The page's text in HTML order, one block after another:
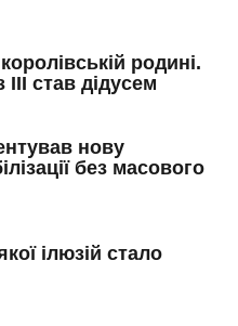
родині.
став дідусем
нову
без масового
ілюзій стало